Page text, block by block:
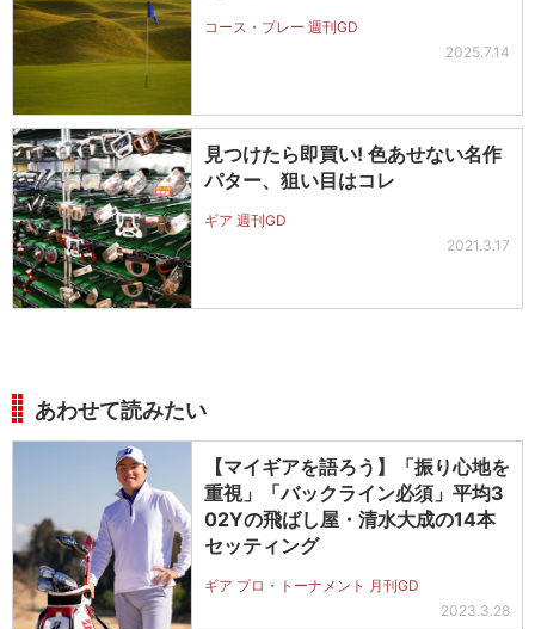
コース・プレー 週刊GD
2025.7.14
見つけたら即買い! 色あせない名作
パター、狙い目はコレ
ギア 週刊GD
2021.3.17
あわせて読みたい
【マイギアを語ろう】「振り心地を
重視」「バックライン必須」平均3
02Yの飛ばし屋・清水大成の14本
セッティング
ギア プロ・トーナメント 月刊GD
2023.3.28